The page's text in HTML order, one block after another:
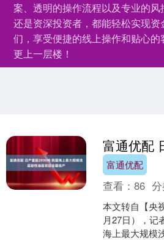
案、透明的操作流程以及专业的
还是资深投资者，都能轻松实现
们，享受便捷的线上操作和贴心
更上一层楼！
富通优配
查看：86 分
本文转自【央
月27日），记
海上最大规模